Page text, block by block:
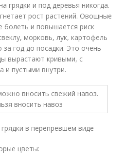
грядки и под деревья никогда.
рост растений. Овощные
болеть и повышается риск
морковь, лук, картофель
за год до посадки. Это очень
вырастают кривыми, с
и пустыми внутри.
в перепревшем виде
цветы: